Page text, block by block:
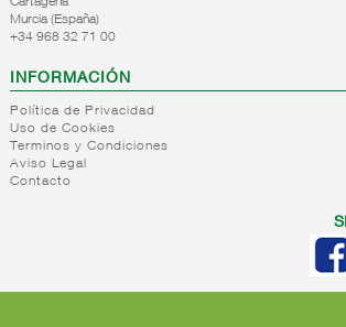
Murcia (España)
+34 968 32 71 00
INFORMACIÓN
Política de Privacidad
Uso de Cookies
Terminos y Condiciones
Aviso Legal
Contacto